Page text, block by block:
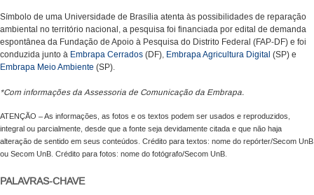
Símbolo de uma Universidade de Brasília atenta às possibilidades de reparação
ambiental no território nacional, a pesquisa foi financiada por edital de demanda
espontânea da Fundação de Apoio à Pesquisa do Distrito Federal (FAP-DF) e foi
conduzida junto à Embrapa Cerrados (DF), Embrapa Agricultura Digital (SP) e
Embrapa Meio Ambiente (SP).
*Com informações da Assessoria de Comunicação da Embrapa.
ATENÇÃO – As informações, as fotos e os textos podem ser usados e reproduzidos,
integral ou parcialmente, desde que a fonte seja devidamente citada e que não haja
alteração de sentido em seus conteúdos. Crédito para textos: nome do repórter/Secom UnB
ou Secom UnB. Crédito para fotos: nome do fotógrafo/Secom UnB.
PALAVRAS-CHAVE